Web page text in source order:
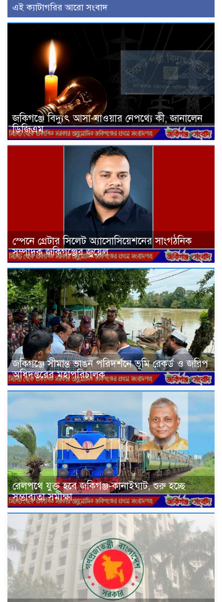
এই ক্যাটাগরির আরো সংবাদ
জকিগঞ্জে বিদ্যুৎ আসা-যাওয়ার নেপথ্যে কী, জানালেন
ডিজিএম
স্পেনে গ্রেটার সিলেট অ্যাসোসিয়েশনের সাংগঠনিক
সম্পাদক জকিগঞ্জের জুয়েল
জকিগঞ্জে সীমান্ত ভাঙন পরিদর্শনে ভূমি রেকর্ড ও জরিপ
অধিদপ্তরের মহাপরিচালক
রেলপথে যুক্ত হবে জকিগঞ্জ-কানাইঘাট, শুরু হচ্ছে
সম্ভাব্যতা সমীক্ষা